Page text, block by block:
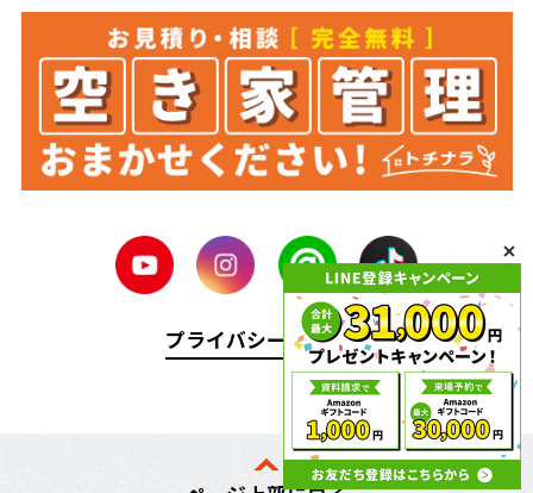
プライバシーポリシー